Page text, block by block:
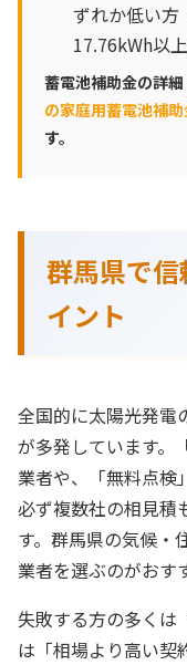
ずれか低い方
17.76kWh以
蓄電池補助金の詳
の家庭用蓄電池補助
す。
群馬県で
イント
全国的に太陽光発電
が多発しています。
業者や、「無料点検
必ず複数社の相見積
す。群馬県の気候・
業者を選ぶのがおす
失敗する方の多くは
は「相場より高い契